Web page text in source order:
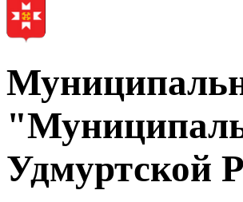
Удмуртской